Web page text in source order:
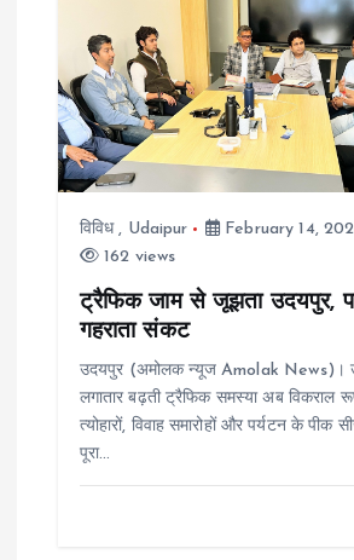
g
विविध, Udaipur
February 14,
162 views
ट्रैफिक जाम से जूझता उदयपुर,
गहराता संकट
उदयपुर (अमोलक न्यूज Amolak News)।
लगातार बढ़ती ट्रैफिक समस्या अब विकराल
त्योहारों, विवाह समारोहों और पर्यटन के पीक
पूरा…